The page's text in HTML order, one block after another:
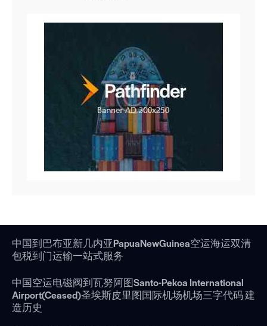
中国到巴布亚新几内亚PapuaNewGuinea空运海运双清
包税到门运输一站式服务
中国空运电磁阀到瓦努阿图Santo-Pekoa International
Airport(Ceased)圣埃斯皮里图国际机场机场三字代码 建
造历史